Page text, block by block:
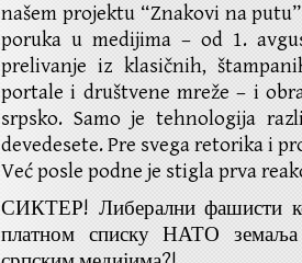
našem projektu “Znakovi na
poruka u medijima – od 1.
prelivanje iz klasičnih,
portale i društvene mreže – i
srpsko. Samo je tehnologija
devedesete. Pre svega retorika i
Već posle podne je stigla prva
СИКТЕР! Либерални фашисти
платном списку НАТО